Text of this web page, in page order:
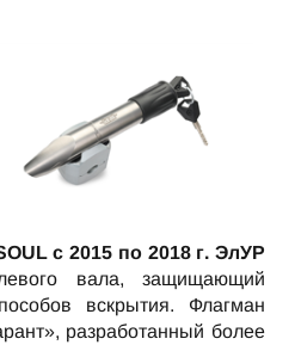
c 2015 по 2018 г. ЭлУР
вала, защищающий
вскрытия. Флагман
разработанный более